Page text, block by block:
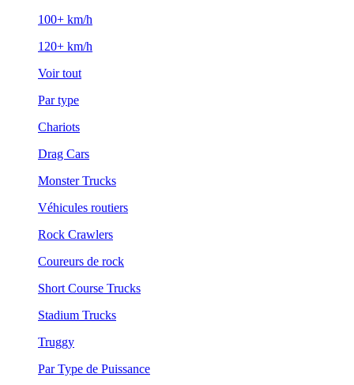
100+ km/h
120+ km/h
Voir tout
Par type
Chariots
Drag Cars
Monster Trucks
Véhicules routiers
Rock Crawlers
Coureurs de rock
Short Course Trucks
Stadium Trucks
Truggy
Par Type de Puissance